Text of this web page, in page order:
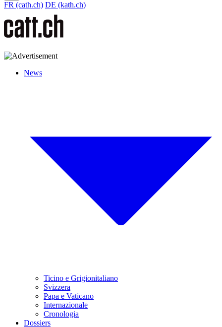
FR (cath.ch) DE (kath.ch)
News
Ticino e Grigionitaliano
Svizzera
Papa e Vaticano
Internazionale
Cronologia
Dossiers